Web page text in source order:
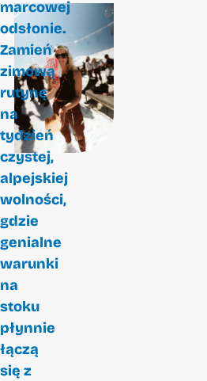
marcowej
odsłonie.
Zamień
zimową
rutynę
na
tydzień
czystej,
alpejskiej
wolności,
gdzie
genialne
warunki
na
stoku
płynnie
łączą
się z